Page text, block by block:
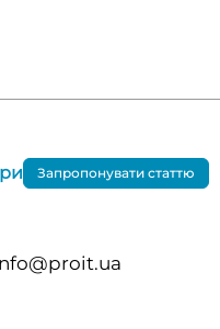
Запропонувати статтю